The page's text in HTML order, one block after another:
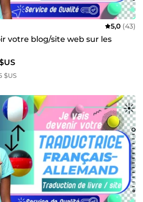
5,0 (43)
votre blog/site web sur les
$US